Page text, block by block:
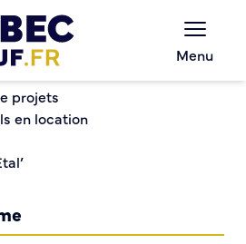
Menu
réponse à votre question ?
?
– Soutenez le
projets
en location